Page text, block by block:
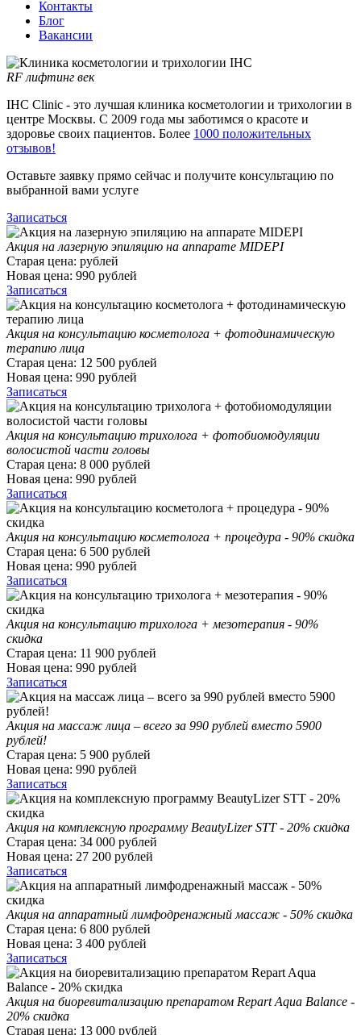
Контакты
Блог
Вакансии
RF лифтинг век
IHC Clinic - это лучшая клиника косметологии и трихологии в
центре Москвы. С 2009 года мы заботимся о красоте и
здоровье своих пациентов. Более 1000 положительных
отзывов!
Оставьте заявку прямо сейчас и получите консультацию по
выбранной вами услуге
Записаться
Акция на лазерную эпиляцию на аппарате MIDEPI
Старая цена: рублей
Новая цена: 990 рублей
Записаться
Акция на консультацию косметолога + фотодинамическую
терапию лица
Старая цена: 12 500 рублей
Новая цена: 990 рублей
Записаться
Акция на консультацию трихолога + фотобиомодуляции
волосистой части головы
Старая цена: 8 000 рублей
Новая цена: 990 рублей
Записаться
Акция на консультацию косметолога + процедура - 90% скидка
Старая цена: 6 500 рублей
Новая цена: 990 рублей
Записаться
Акция на консультацию трихолога + мезотерапия - 90%
скидка
Старая цена: 11 900 рублей
Новая цена: 990 рублей
Записаться
Акция на массаж лица – всего за 990 рублей вместо 5900
рублей!
Старая цена: 5 900 рублей
Новая цена: 990 рублей
Записаться
Акция на комплексную программу BeautyLizer STT - 20% скидка
Старая цена: 34 000 рублей
Новая цена: 27 200 рублей
Записаться
Акция на аппаратный лимфодренажный массаж - 50% скидка
Старая цена: 6 800 рублей
Новая цена: 3 400 рублей
Записаться
Акция на биоревитализацию препаратом Repart Aqua Balance -
20% скидка
Старая цена: 13 000 рублей